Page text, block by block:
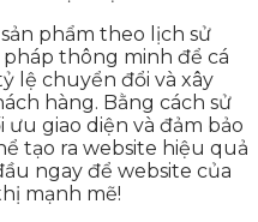
phẩm theo lịch sử
thông minh để cá
lệ chuyển đổi và xây
hàng. Bằng cách sử
giao diện và đảm bảo
tạo ra website hiệu quả
ngay để website của
mạnh mẽ!